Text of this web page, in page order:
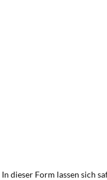
dieser Form lassen sich